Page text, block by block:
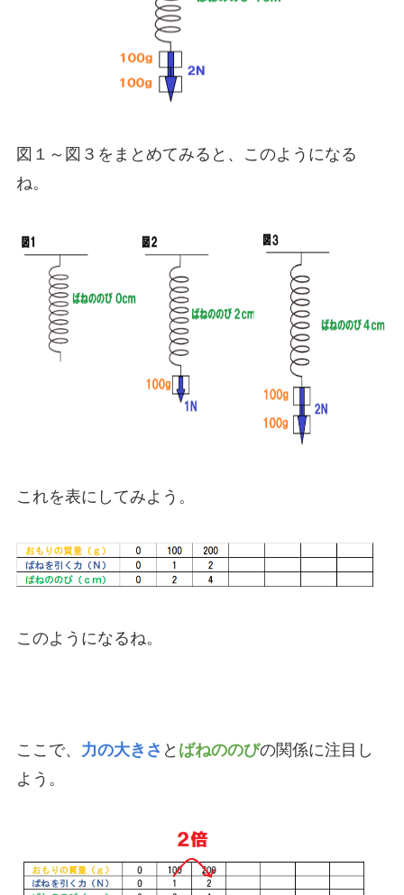
図１～図３をまとめてみると、このようになる
ね。
これを表にしてみよう。
このようになるね。
ここで、 力の大きさ と ばねののびの関係に注目し
よう。